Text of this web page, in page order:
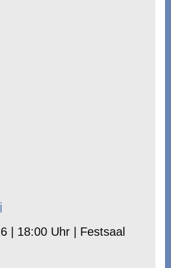
| 18:00 Uhr | Festsaal